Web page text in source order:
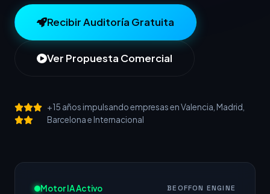
Recibir Auditoría Gratuita
Ver Propuesta Comercial
+15 años impulsando empresas en Valencia, Madrid,
Barcelona e Internacional
Motor IA Activo BEOFFON ENGINE